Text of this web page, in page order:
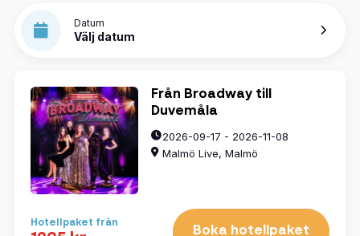
Datum
Välj datum
Från Broadway till
Duvemåla
2026-09-17 - 2026-11-08
Malmö Live, Malmö
Hotellpaket från
Boka hotellpaket